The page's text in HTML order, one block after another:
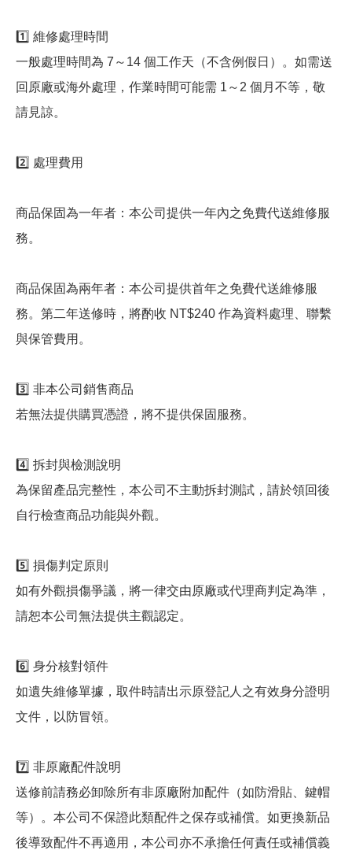
1️⃣ 維修處理時間
一般處理時間為 7～14 個工作天（不含例假日）。如需送
回原廠或海外處理，作業時間可能需 1～2 個月不等，敬
請見諒。
2️⃣ 處理費用
商品保固為一年者：本公司提供一年內之免費代送維修服
務。
商品保固為兩年者：本公司提供首年之免費代送維修服
務。第二年送修時，將酌收 NT$240 作為資料處理、聯繫
與保管費用。
3️⃣ 非本公司銷售商品
若無法提供購買憑證，將不提供保固服務。
4️⃣ 拆封與檢測說明
為保留產品完整性，本公司不主動拆封測試，請於領回後
自行檢查商品功能與外觀。
5️⃣ 損傷判定原則
如有外觀損傷爭議，將一律交由原廠或代理商判定為準，
請恕本公司無法提供主觀認定。
6️⃣ 身分核對領件
如遺失維修單據，取件時請出示原登記人之有效身分證明
文件，以防冒領。
7️⃣ 非原廠配件說明
送修前請務必卸除所有非原廠附加配件（如防滑貼、鍵帽
等）。本公司不保證此類配件之保存或補償。如更換新品
後導致配件不再適用，本公司亦不承擔任何責任或補償義